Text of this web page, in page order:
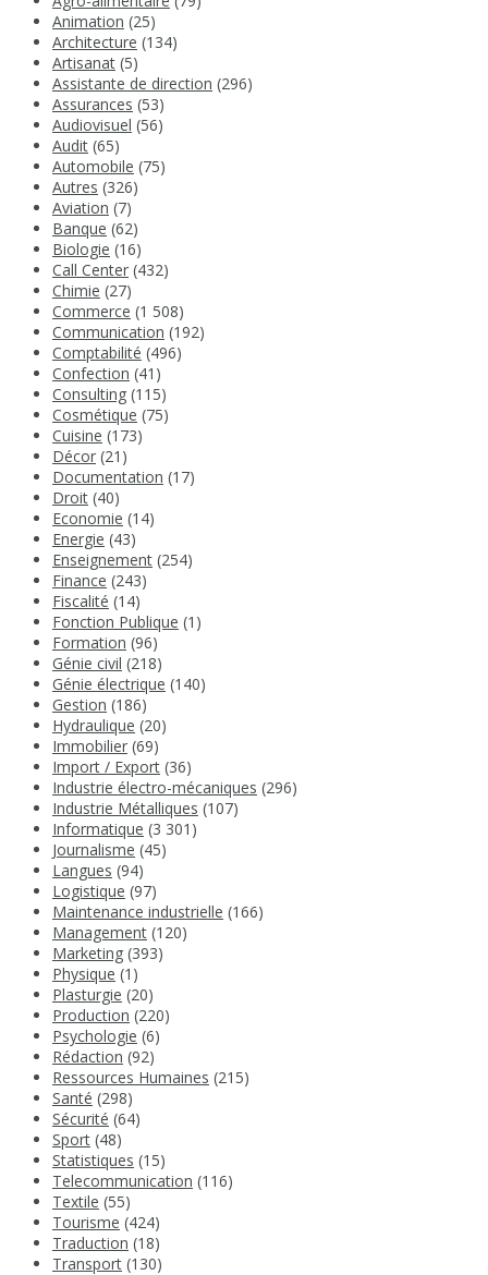
Animation (25)
Architecture (134)
Artisanat (5)
Assistante de direction (296)
Assurances (53)
Audiovisuel (56)
Audit (65)
Automobile (75)
Autres (326)
Aviation (7)
Banque (62)
Biologie (16)
Call Center (432)
Chimie (27)
Commerce (1 508)
Communication (192)
Comptabilité (496)
Confection (41)
Consulting (115)
Cosmétique (75)
Cuisine (173)
Décor (21)
Documentation (17)
Droit (40)
Economie (14)
Energie (43)
Enseignement (254)
Finance (243)
Fiscalité (14)
Fonction Publique (1)
Formation (96)
Génie civil (218)
Génie électrique (140)
Gestion (186)
Hydraulique (20)
Immobilier (69)
Import / Export (36)
Industrie électro-mécaniques (296)
Industrie Métalliques (107)
Informatique (3 301)
Journalisme (45)
Langues (94)
Logistique (97)
Maintenance industrielle (166)
Management (120)
Marketing (393)
Physique (1)
Plasturgie (20)
Production (220)
Psychologie (6)
Rédaction (92)
Ressources Humaines (215)
Santé (298)
Sécurité (64)
Sport (48)
Statistiques (15)
Telecommunication (116)
Textile (55)
Tourisme (424)
Traduction (18)
Transport (130)